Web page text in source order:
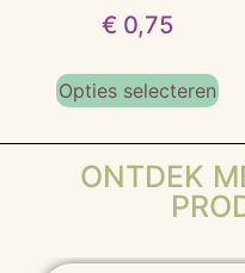
€ 0,75
Opties selecteren
ONTDEK